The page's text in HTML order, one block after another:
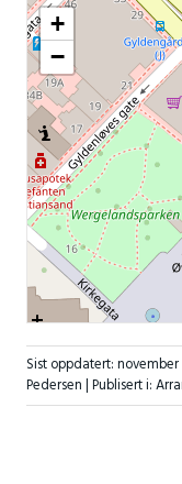
+
−
Sist oppdatert:november
Pedersen |Publisert i: